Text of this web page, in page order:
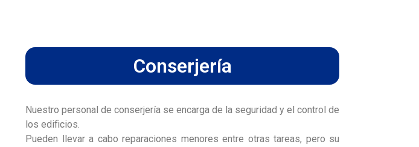
Conserjería
Nuestro personal de conserjería se encarga de la seguridad y el control de
los edificios.
Pueden llevar a cabo reparaciones menores entre otras tareas, pero su